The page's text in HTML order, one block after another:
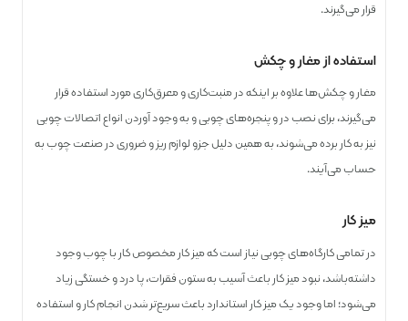
قرار می‌گیرند.
استفاده از مغار و چکش
مغار و چکش‌ها علاوه بر اینکه در منبت‌کاری و معرق‌کاری مورد استفاده قرار
می‌گیرند، برای نصب در و پنجره‌های چوبی و به وجود آوردن انواع اتصالات چوبی
نیز به کار برده می‌شوند، به همین دلیل جزو لوازم ریز و ضروری در صنعت چوب به
حساب می‌آیند.
میز کار
در تمامی کارگاه‌های چوبی نیاز است که میز کار مخصوص کار با چوب وجود
داشته‌باشد، نبود میز کار باعث آسیب به ستون فقرات، پا درد و خستگی زیاد
می‌شود؛ اما وجود یک میز کار استاندارد باعث سریع‌تر شدن انجام کار و استفاده